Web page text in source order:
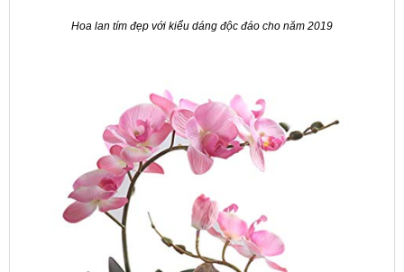
Hoa lan tím đẹp với kiểu dáng độc đáo cho năm 2019